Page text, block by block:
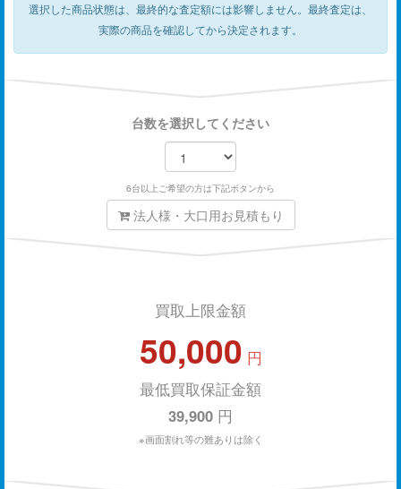
選択した商品状態は、最終的な査定額には影響しません。 最終査定は、
実際の商品を確認してから決定されます。
台数を選択してください
6台以上ご希望の方は下記ボタンから
法人様・大口用お見積もり
買取上限金額
50,000 円
最低買取保証金額
39,900 円
※画面割れ等の難ありは除く